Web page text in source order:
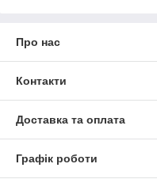
Про нас
Контакти
Доставка та оплата
Графік роботи